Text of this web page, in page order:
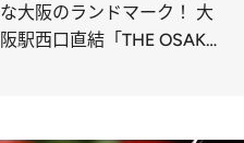
な大阪のランドマーク！ 大
阪駅西口直結「THE OSAKA